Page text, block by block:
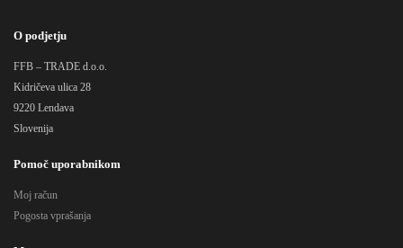
O podjetju
FFB – TRADE d.o.o.
Kidričeva ulica 28
9220 Lendava
Slovenija
Pomoč uporabnikom
Moj račun
Pogosta vprašanja